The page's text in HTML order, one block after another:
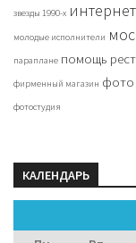
звезды 1990-х
молодые исполнители
параплане помощь
фирменный магазин фото
фотостудия
КАЛЕНДАРЬ